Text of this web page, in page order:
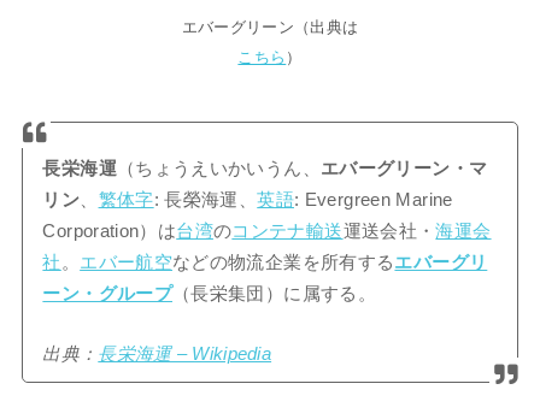
エバーグリーン（出典は
こちら ）
長栄海運 （ちょうえいかいうん、 エバーグリーン・マ
リン
繁体字: 長榮海運、英語: Evergreen Marine
Corporation）は台湾のコンテナ輸送運送会社・海運会
社 。 エバー航空などの物流企業を所有するエバーグリ
ーン・グループ（長栄集団）に属する。
出典： 長栄海運 – Wikipedia